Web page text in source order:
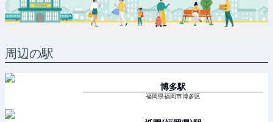
周辺の駅
博多駅
福岡県福岡市博多区